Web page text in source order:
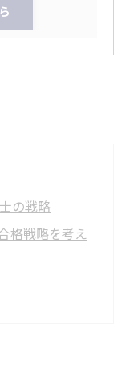
の戦略
格戦略を考え
敗しない学習